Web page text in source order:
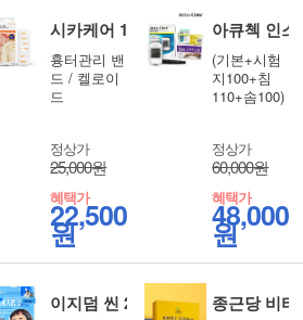
트라 10g
시카케어 12x3cm 1매입
흉터관리 밴
드 / 켈로이
드
정상가
25,000원
혜택가
22,500
원
아큐첵 인
(기본+시험
지100+침
110+솜100)
정상가
60,000원
혜택가
48,000
원
선택 상처관리 습윤밴드
이지덤 씬 2매 종근당 비